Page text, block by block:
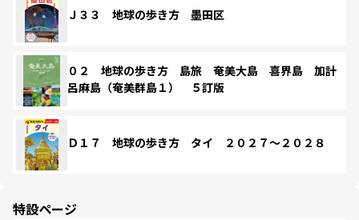
Ｊ３３ 地球の歩き方 墨田区
０２ 地球の歩き方 島旅 奄美大島 喜界島 加計
呂麻島（奄美群島１） ５訂版
Ｄ１７ 地球の歩き方 タイ ２０２７～２０２８
特設ページ